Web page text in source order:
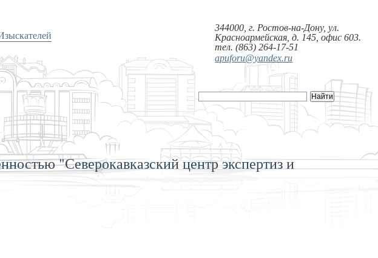
344000, г. Ростов-на-Дону, ул.
Красноармейская, д. 145, офис 603.
тел. (863) 264-17-51
apuforu@yandex.ru
"Северокавказский центр экспертиз и